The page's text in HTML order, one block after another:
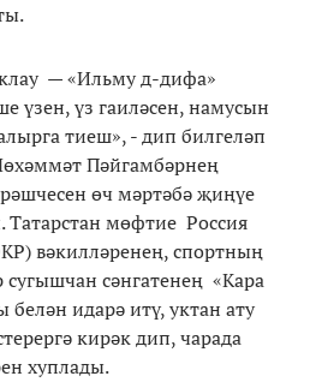
— «Ильму д-дифа»
үзен, үз гаиләсен, намусын
тиеш», - дип билгеләп
Пәйгамбәрнең
өч мәртәбә җиңүе
Татарстан мөфтие Россия
вәкилләренең, спортның
сәнгатенең «Кара
идарә итү, уктан ату
кирәк дип, чарада
хуплады.